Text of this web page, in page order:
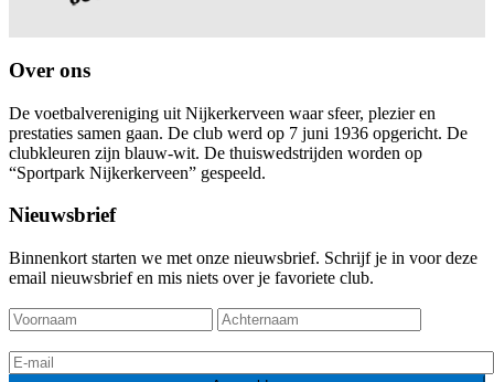
Over ons
De voetbalvereniging uit Nijkerkerveen waar sfeer, plezier en
prestaties samen gaan. De club werd op 7 juni 1936 opgericht. De
clubkleuren zijn blauw-wit. De thuiswedstrijden worden op
“Sportpark Nijkerkerveen” gespeeld.
Nieuwsbrief
Binnenkort starten we met onze nieuwsbrief. Schrijf je in voor deze
email nieuwsbrief en mis niets over je favoriete club.